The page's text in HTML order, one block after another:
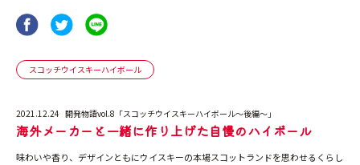
スコッチウイスキーハイボール
2021.12.24 開発物語vol.8「スコッチウイスキーハイボール～後編～」
海外メーカーと一緒に作り上げた自慢のハイボール
味わいや香り、デザインともにウイスキーの本場スコットランドを思わせるくらし